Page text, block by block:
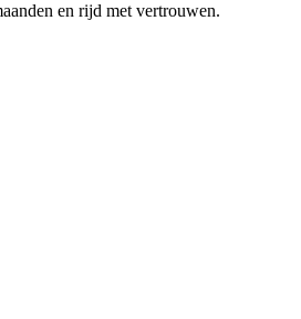
en rijd met vertrouwen.